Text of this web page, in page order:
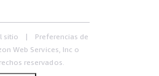
sitio
Preferencias de
Web Services, Inc o
reservados.